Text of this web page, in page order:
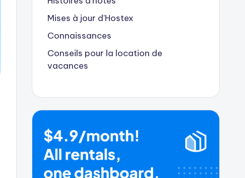
Mises à jour d'Hostex
Connaissances
Conseils pour la location de
vacances